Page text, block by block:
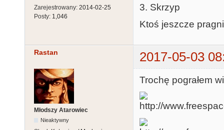
Zarejestrowany: 2014-02-25
Posty: 1,046
3. Skrzyp
Ktoś jeszcze
Rastan 2017-05-03
Młodszy Atarowiec
Nieaktywny
Trochę pograłem